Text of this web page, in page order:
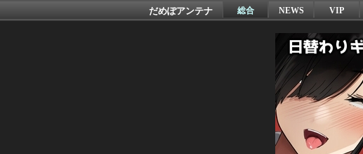
だめぽアンテナ 総合 NEWS VIP